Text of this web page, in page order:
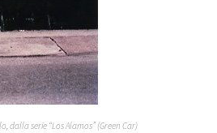
dalla serie “Los Alamos” (Green Car)